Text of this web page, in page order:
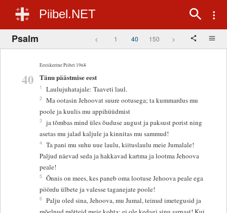
Piibel.NET
Psalm < 1 40 150 >
Eestikeelne Piibel 1968
40 Tänu päästmise eest
1 Laulujuhatajale: Taaveti laul.
2 Ma ootasin Jehoovat suure ootusega; ta kummardus mu
poole ja kuulis mu appihüüdmist
3 ja tõmbas mind üles õuduse august ja paksust porist ning
asetas mu jalad kaljule ja kinnitas mu sammud!
4 Ta pani mu suhu uue laulu, kiituslaulu meie Jumalale!
Paljud näevad seda ja hakkavad kartma ja lootma Jehoova
peale!
5 Õnnis on mees, kes paneb oma lootuse Jehoova peale ega
pöördu ülbete ja valesse taganejate poole!
6 Palju oled sina, Jehoova, mu Jumal, teinud imetegusid ja